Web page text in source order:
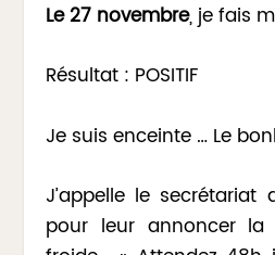
Le 27 novembre, je fais
Résultat : POSITIF
Je suis enceinte … Le
J’appelle le secrétariat
pour leur annoncer la